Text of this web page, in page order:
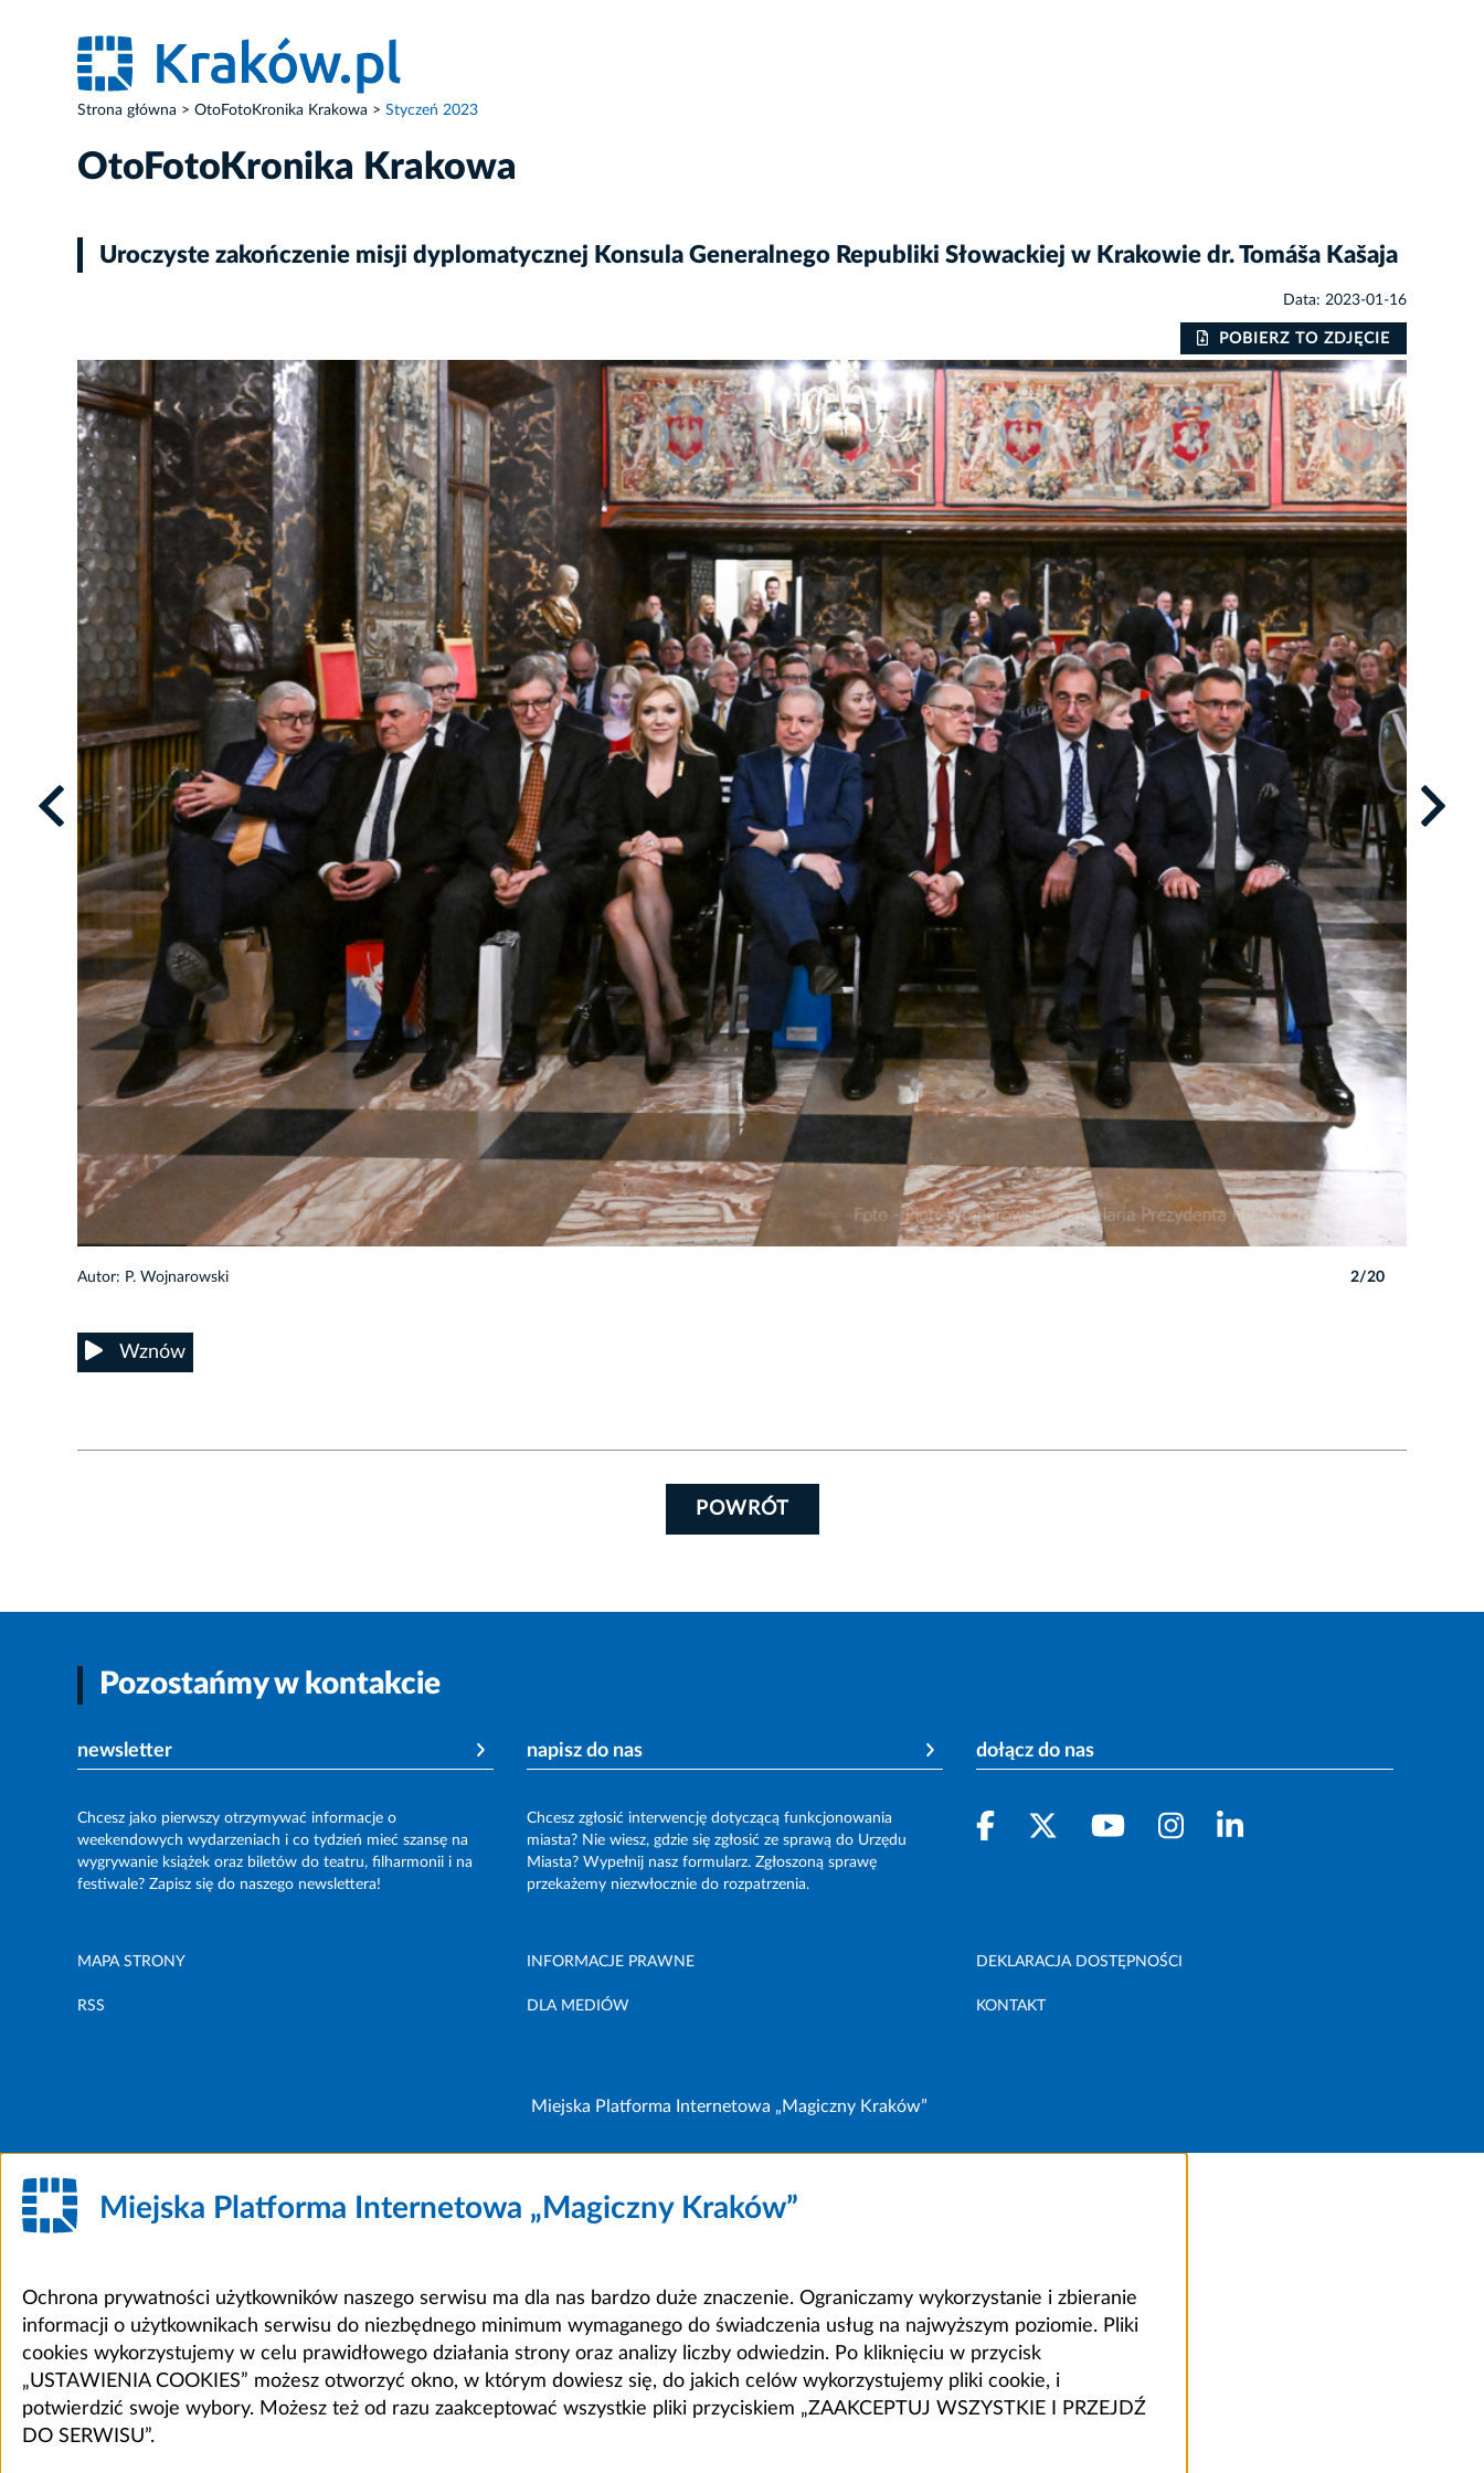
Strona główna OtoFotoKronika Krakowa Styczeń 2023
OtoFotoKronika Krakowa
Uroczyste zakończenie misji dyplomatycznej Konsula Generalnego Republiki Słowackiej w Krakowie dr. Tomáša Kašaja
Data: 2023-01-16
POBIERZ TO ZDJĘCIE
Autor: P. Wojnarowski 2/20
Wznów
POWRÓT
Pozostańmy w kontakcie
newsletter
Chcesz jako pierwszy otrzymywać informacje o
weekendowych wydarzeniach i co tydzień mieć szansę na
wygrywanie książek oraz biletów do teatru, filharmonii i na
festiwale? Zapisz się do naszego newslettera!
napisz do nas
Chcesz zgłosić interwencję dotyczącą funkcjonowania
miasta? Nie wiesz, gdzie się zgłosić ze sprawą do Urzędu
Miasta? Wypełnij nasz formularz. Zgłoszoną sprawę
przekażemy niezwłocznie do rozpatrzenia.
dołącz do nas
MAPA STRONY INFORMACJE PRAWNE DEKLARACJA DOSTĘPNOŚCI
RSS DLA MEDIÓW KONTAKT
Miejska Platforma Internetowa „Magiczny Kraków”
Miejska Platforma Internetowa „Magiczny Kraków”
Ochrona prywatności użytkowników naszego serwisu ma dla nas bardzo duże znaczenie. Ograniczamy wykorzystanie i zbieranie
informacji o użytkownikach serwisu do niezbędnego minimum wymaganego do świadczenia usług na najwyższym poziomie. Pliki
cookies wykorzystujemy w celu prawidłowego działania strony oraz analizy liczby odwiedzin. Po kliknięciu w przycisk
„USTAWIENIA COOKIES” możesz otworzyć okno, w którym dowiesz się, do jakich celów wykorzystujemy pliki cookie, i
potwierdzić swoje wybory. Możesz też od razu zaakceptować wszystkie pliki przyciskiem „ZAAKCEPTUJ WSZYSTKIE I PRZEJDŹ
DO SERWISU”.